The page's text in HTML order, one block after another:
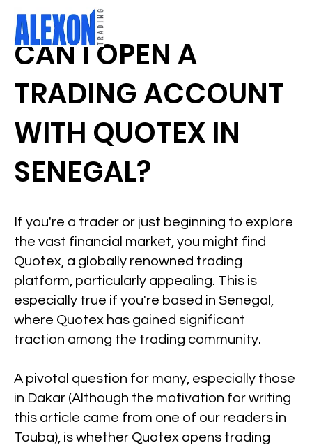
CAN I OPEN A
TRADING ACCOUNT
WITH QUOTEX IN
SENEGAL?
If you're a trader or just beginning to explore
the vast financial market, you might find
Quotex, a globally renowned trading
platform, particularly appealing. This is
especially true if you're based in Senegal,
where Quotex has gained significant
traction among the trading community.
A pivotal question for many, especially those
in Dakar (Although the motivation for writing
this article came from one of our readers in
Touba), is whether Quotex opens trading